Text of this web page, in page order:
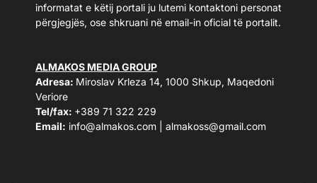
informatat e këtij portali ju lutemi kontaktoni personat
përgjegjës, ose shkruani në email-in oficial të portalit.
ALMAKOS MEDIA GROUP
Adresa: Miroslav Krleza 14, 1000 Shkup, Maqedoni
Veriore
Tel/fax: +389 71 322 229
Email: info@almakos.com almakoss@gmail.com